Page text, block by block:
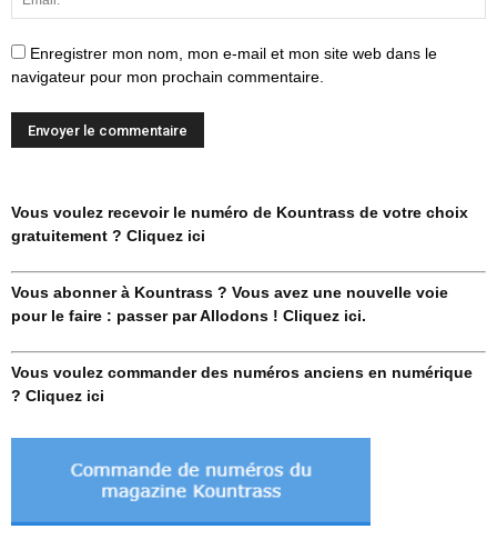
Enregistrer mon nom, mon e-mail et mon site web dans le
navigateur pour mon prochain commentaire.
Vous voulez recevoir le numéro de Kountrass de votre choix
gratuitement ? Cliquez ici
Vous abonner à Kountrass ? Vous avez une nouvelle voie
pour le faire : passer par Allodons ! Cliquez ici.
Vous voulez commander des numéros anciens en numérique
? Cliquez ici